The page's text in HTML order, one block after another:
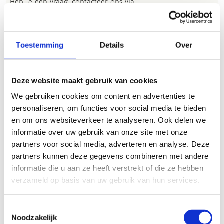
Toestemming Details Over
Deze website maakt gebruik van cookies
We gebruiken cookies om content en advertenties te
personaliseren, om functies voor social media te bieden
en om ons websiteverkeer te analyseren. Ook delen we
informatie over uw gebruik van onze site met onze
partners voor social media, adverteren en analyse. Deze
partners kunnen deze gegevens combineren met andere
informatie die u aan ze heeft verstrekt of die ze hebben
verzameld op basis van uw gebruik van hun services.
Noodzakelijk
FYSIEKE INSPANNING
licht zwaar
TECHNISCHE MOEILIJKHEIDSGRAAD